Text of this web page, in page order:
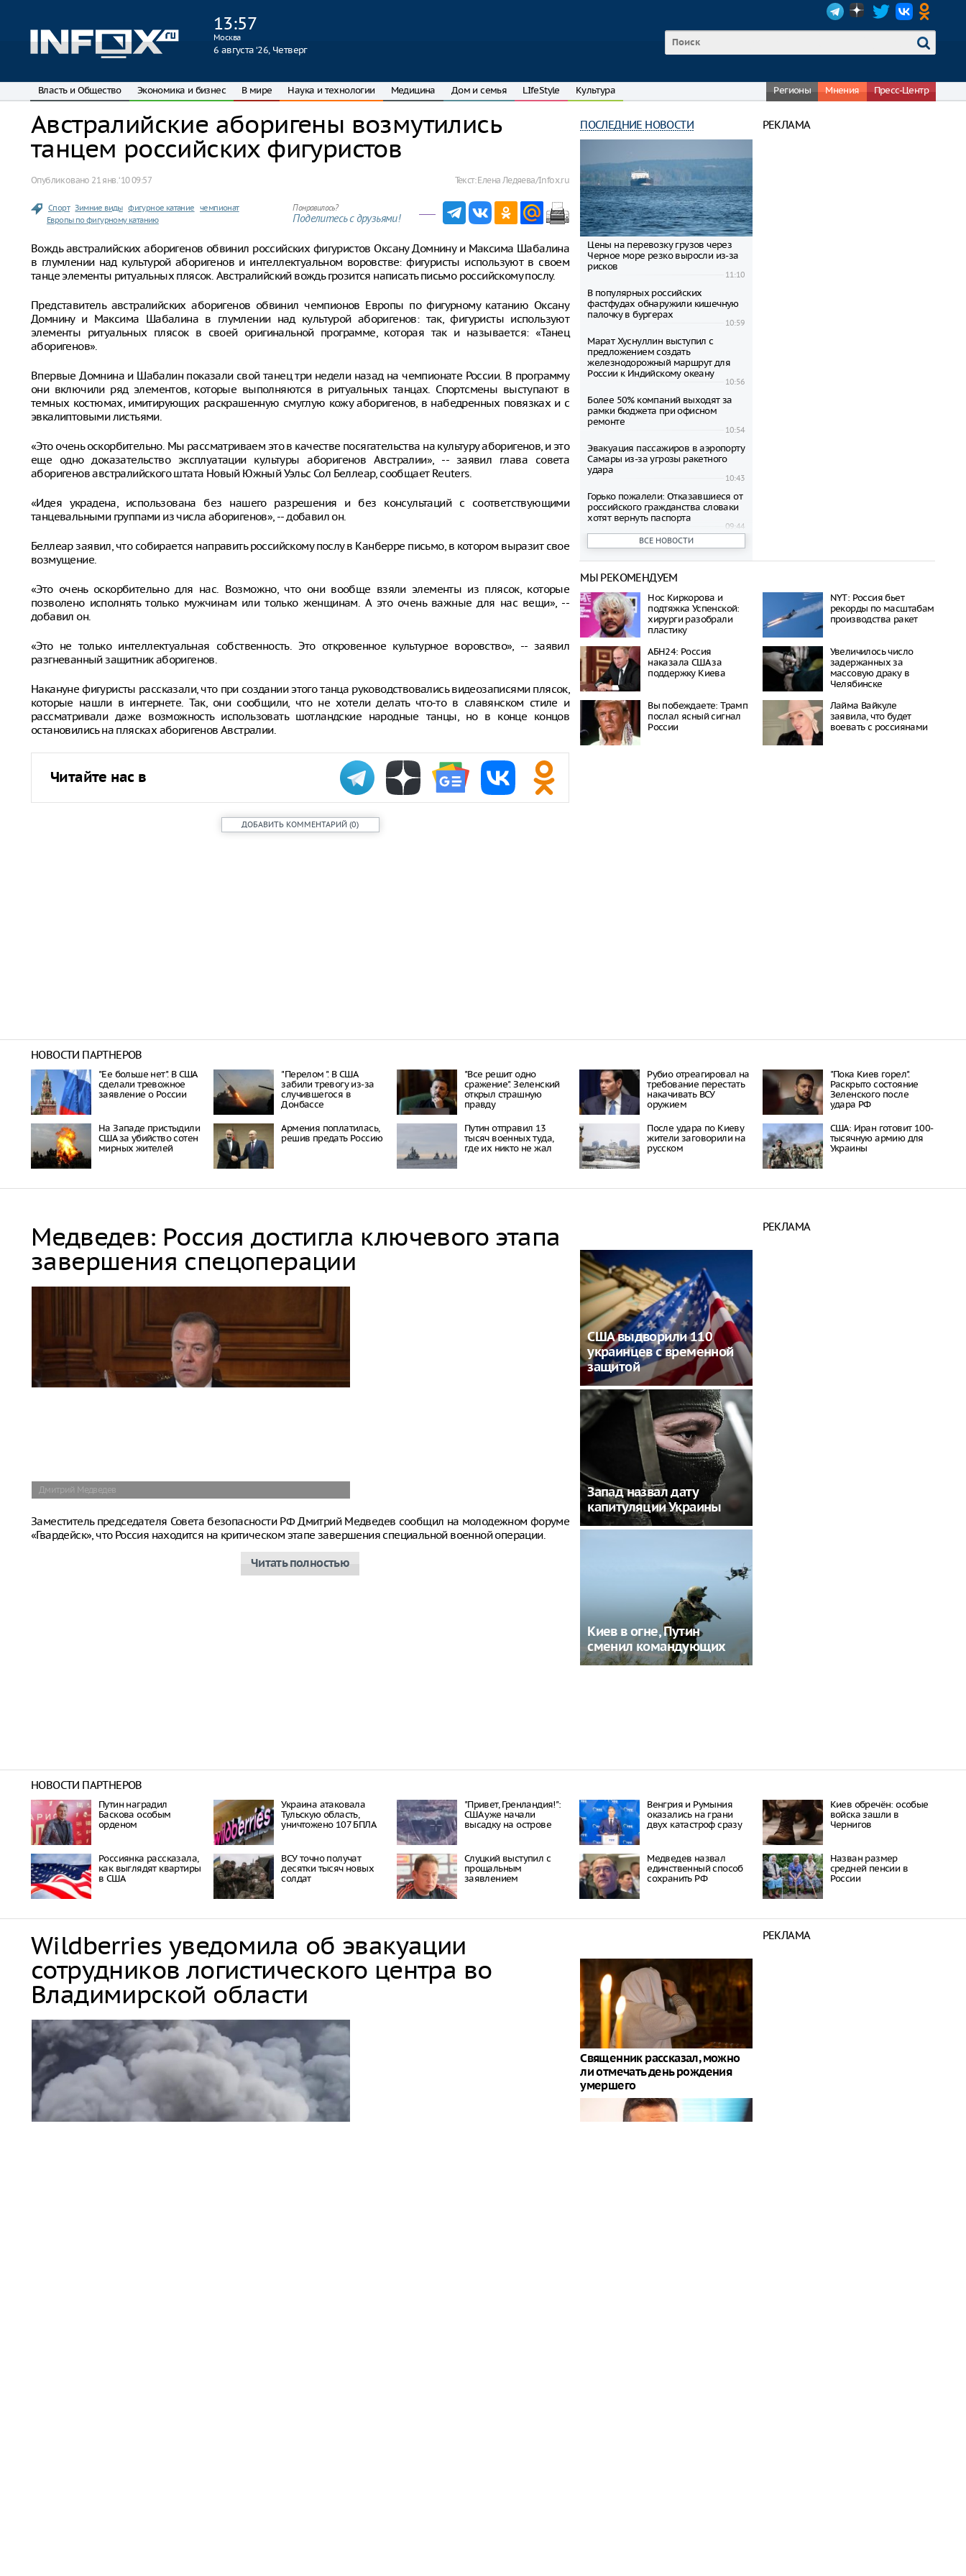
13:57
Москва
6 августа ‘26, Четверг
Власть и Общество Экономика и бизнес В мире Наука и технологии Медицина Дом и семья LIfeStyle Культура Регионы Мнения Пресс-Центр
Австралийские аборигены возмутились
танцем российских фигуристов
Опубликовано 21 янв. ‘10 09:57 Текст:Елена Ледяева/Infox.ru
Спорт Зимние виды фигурное катание чемпионат
Европы по фигурному катанию
Понравилось?
Поделитесь с друзьями!
Вождь австралийских аборигенов обвинил российских фигуристов Оксану Домнину и Максима Шабалина
в глумлении над культурой аборигенов и интеллектуальном воровстве: фигуристы используют в своем
танце элементы ритуальных плясок. Австралийский вождь грозится написать письмо российскому послу.
Представитель австралийских аборигенов обвинил чемпионов Европы по фигурному катанию Оксану
Домнину и Максима Шабалина в глумлении над культурой аборигенов: так, фигуристы используют
элементы ритуальных плясок в своей оригинальной программе, которая так и называется: «Танец
аборигенов».
Впервые Домнина и Шабалин показали свой танец три недели назад на чемпионате России. В программу
они включили ряд элементов, которые выполняются в ритуальных танцах. Спортсмены выступают в
темных костюмах, имитирующих раскрашенную смуглую кожу аборигенов, в набедренных повязках и с
эвкалиптовыми листьями.
«Это очень оскорбительно. Мы рассматриваем это в качестве посягательства на культуру аборигенов, и это
еще одно доказательство эксплуатации культуры аборигенов Австралии», -- заявил глава совета
аборигенов австралийского штата Новый Южный Уэльс Сол Беллеар, сообщает Reuters.
«Идея украдена, использована без нашего разрешения и без консультаций с соответствующими
танцевальными группами из числа аборигенов», -- добавил он.
Беллеар заявил, что собирается направить российскому послу в Канберре письмо, в котором выразит свое
возмущение.
«Это очень оскорбительно для нас. Возможно, что они вообще взяли элементы из плясок, которые
позволено исполнять только мужчинам или только женщинам. А это очень важные для нас вещи», --
добавил он.
«Это не только интеллектуальная собственность. Это откровенное культурное воровство», -- заявил
разгневанный защитник аборигенов.
Накануне фигуристы рассказали, что при создании этого танца руководствовались видеозаписями плясок,
которые нашли в интернете. Так, они сообщили, что не хотели делать что-то в славянском стиле и
рассматривали даже возможность использовать шотландские народные танцы, но в конце концов
остановились на плясках аборигенов Австралии.
Читайте нас в
ДОБАВИТЬ КОММЕНТАРИЙ (0)
ПОСЛЕДНИЕ НОВОСТИ
Цены на перевозку грузов через
Черное море резко выросли из-за
рисков
11:10
В популярных российских
фастфудах обнаружили кишечную
палочку в бургерах
10:59
Марат Хуснуллин выступил с
предложением создать
железнодорожный маршрут для
России к Индийскому океану
10:56
Более 50% компаний выходят за
рамки бюджета при офисном
ремонте
10:54
Эвакуация пассажиров в аэропорту
Самары из-за угрозы ракетного
удара
10:43
Горько пожалели: Отказавшиеся от
российского гражданства словаки
хотят вернуть паспорта
09:44
Роскачество обнаружило кишечную
09:32
В России приостановили продажи
ряда китайских грузовиков
Трамп объявил о политической
войне против последователей
коммунизма
Во Франции ввели запрет на
рекламные телефонные звонки
Рубио заговорил о
«межгалактических проблемах»,
рассуждая о ситуации на Украине
ВСЕ НОВОСТИ
РЕКЛАМА
МЫ РЕКОМЕНДУЕМ
Нос Киркорова и
подтяжка Успенской:
хирурги разобрали
пластику
NYT: Россия бьет
рекорды по масштабам
производства ракет
АБН24: Россия
наказала США за
поддержку Киева
Увеличилось число
задержанных за
массовую драку в
Челябинске
Вы побеждаете: Трамп
послал ясный сигнал
России
Лайма Вайкуле
заявила, что будет
воевать с россиянами
НОВОСТИ ПАРТНЕРОВ
"Ее больше нет". В США
сделали тревожное
заявление о России
"Перелом ". В США
забили тревогу из-за
случившегося в
Донбассе
"Все решит одно
сражение". Зеленский
открыл страшную
правду
Рубио отреагировал на
требование перестать
накачивать ВСУ
оружием
"Пока Киев горел".
Раскрыто состояние
Зеленского после
удара РФ
На Западе пристыдили
США за убийство сотен
мирных жителей
Армения поплатилась,
решив предать Россию
Путин отправил 13
тысяч военных туда,
где их никто не жал
После удара по Киеву
жители заговорили на
русском
США: Иран готовит 100-
тысячную армию для
Украины
Медведев: Россия достигла ключевого этапа
завершения спецоперации
Дмитрий Медведев
Заместитель председателя Совета безопасности РФ Дмитрий Медведев сообщил на молодежном форуме
«Гвардейск», что Россия находится на критическом этапе завершения специальной военной операции.
Читать полностью
США выдворили 110
украинцев с временной
защитой
Запад назвал дату
капитуляции Украины
Киев в огне, Путин
сменил командующих
РЕКЛАМА
НОВОСТИ ПАРТНЕРОВ
Путин наградил
Баскова особым
орденом
Украина атаковала
Тульскую область,
уничтожено 107 БПЛА
"Привет, Гренландия!":
США уже начали
высадку на острове
Венгрия и Румыния
оказались на грани
двух катастроф сразу
Киев обречён: особые
войска зашли в
Чернигов
Россиянка рассказала,
как выглядят квартиры
в США
ВСУ точно получат
десятки тысяч новых
солдат
Слуцкий выступил с
прощальным
заявлением
Медведев назвал
единственный способ
сохранить РФ
Назван размер
средней пенсии в
России
Wildberries уведомила об эвакуации
сотрудников логистического центра во
Владимирской области
Священник рассказал, можно
ли отмечать день рождения
умершего
РЕКЛАМА